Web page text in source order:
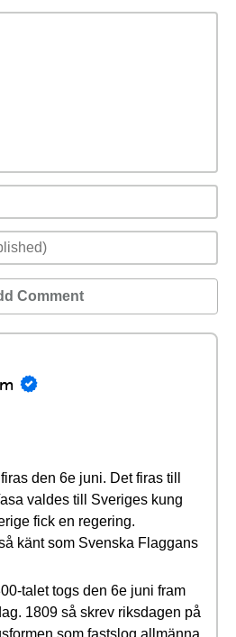
Comment
den 6e juni. Det firas till
valdes till Sveriges kung
fick en regering.
känt som Svenska Flaggans
talet togs den 6e juni fram
1809 så skrev riksdagen på
som fastslog allmänna